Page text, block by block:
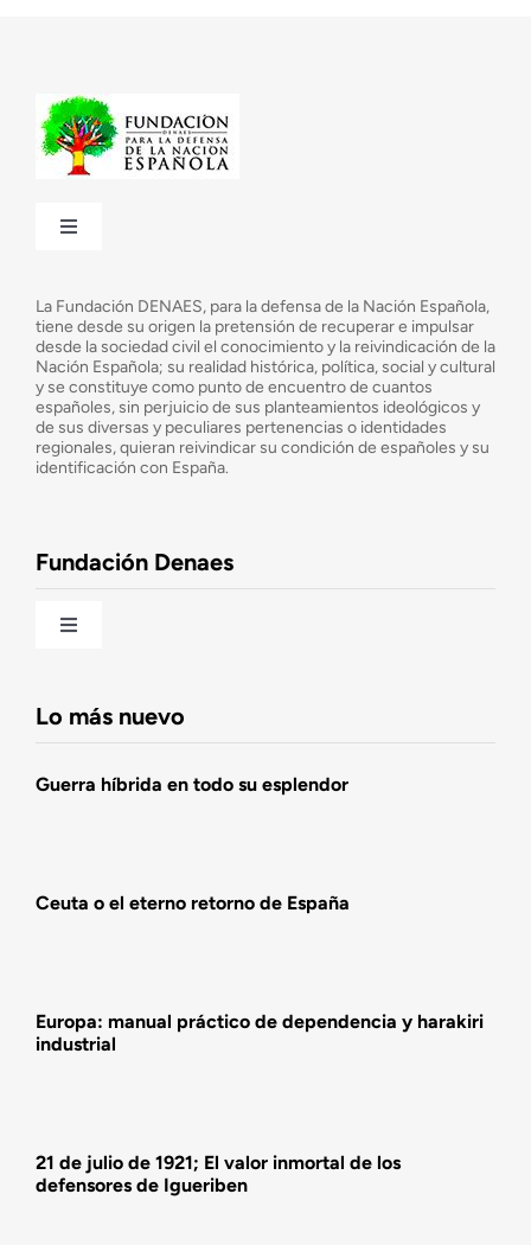
Toggle
¿Cuáles son nuestros objetivos?
Consejo Asesor
La Fundación DENAES, para la defensa de la Nación Española,
tiene desde su origen la pretensión de recuperar e impulsar
desde la sociedad civil el conocimiento y la reivindicación de la
Nación Española; su realidad histórica, política, social y cultural
y se constituye como punto de encuentro de cuantos
españoles, sin perjuicio de sus planteamientos ideológicos y
de sus diversas y peculiares pertenencias o identidades
regionales, quieran reivindicar su condición de españoles y su
identificación con España.
Fundación Denaes
Toggle
Lo más nuevo
Guerra híbrida en todo su esplendor
Ceuta o el eterno retorno de España
Europa: manual práctico de dependencia y harakiri
industrial
21 de julio de 1921; El valor inmortal de los
defensores de Igueriben